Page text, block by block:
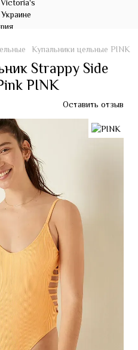
Купальники цельные PINK
Strappy Side
PINK
Оставить отзыв